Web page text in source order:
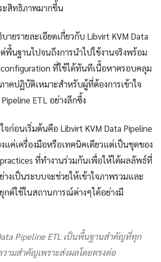
ะสิทธิภาพมากขึ้น
ายรายละเอียดเกี่ยวกับ Libvirt KVM Data
พื้นฐานไปจนถึงการนำไปใช้งานจริงพร้อม
ที่ใช้ได้ทันทีเนื้อหาครอบคลุม
คปฏิบัติเหมาะสำหรับผู้ที่ต้องการเข้าใจ
ETL อย่างลึกซึ้ง
จก่อนเริ่มต้นคือ Libvirt KVM Data Pipeline
แค่เครื่องมือหรือเทคนิคเดียวแต่เป็นชุดของ
ที่ทำงานร่วมกันเพื่อให้ได้ผลลัพธ์ที่
างเป็นระบบจะช่วยให้เข้าใจภาพรวมและ
กต์ใช้ในสถานการณ์ต่างๆได้อย่างมี
Pipeline ETL เป็นพื้นฐานสำคัญที่ทุก
วามสำคัญเพราะส่งผลโดยตรงต่อ